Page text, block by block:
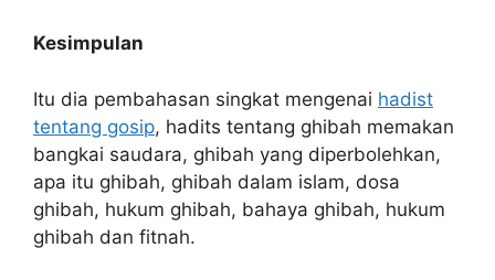
Kesimpulan
Itu dia pembahasan singkat mengenai hadist
tentang gosip, hadits tentang ghibah memakan
bangkai saudara, ghibah yang diperbolehkan,
apa itu ghibah, ghibah dalam islam, dosa
ghibah, hukum ghibah, bahaya ghibah, hukum
ghibah dan fitnah.